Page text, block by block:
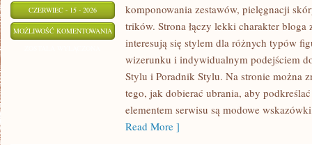
CZERWIEC - 15 - 2026
MOŻLIWOŚĆ KOMENTOWANIA LIFESTYLE
SAMOAKCEPTACJA
komponowania zestawów, pielęgnacji
trików. Strona łączy lekki charakter
interesują się stylem dla różnych typów
wizerunku i indywidualnym podejściem
Stylu i Poradnik Stylu. Na stronie można
tego, jak dobierać ubrania, aby
elementem serwisu są modowe
Read More ]